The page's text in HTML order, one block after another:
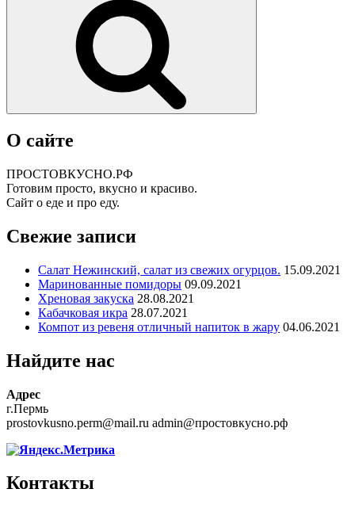
О сайте
ПРОСТОВКУСНО.РФ
Готовим просто, вкусно и красиво.
Сайт о еде и про еду.
Свежие записи
Салат Нежинский, салат из свежих огурцов. 15.09.2021
Маринованные помидоры 09.09.2021
Хреновая закуска 28.08.2021
Кабачковая икра 28.07.2021
Компот из ревеня отличный напиток в жару 04.06.2021
Найдите нас
Адрес
г.Пермь
prostovkusno.perm@mail.ru admin@простовкусно.рф
Контакты